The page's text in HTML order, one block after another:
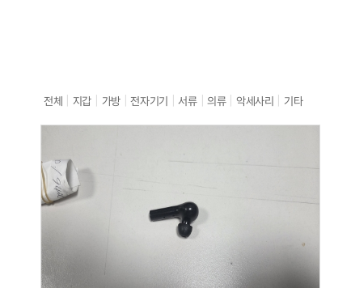
전체 지갑 가방 전자기기 서류 의류 악세사리 기타